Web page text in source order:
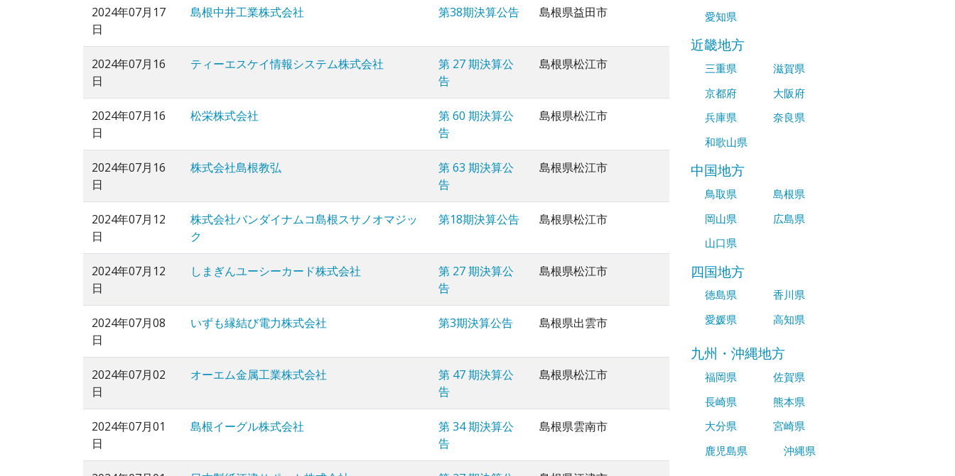
2024年07月17
日
島根中井工業株式会社 第38期決算公告 島根県益田市
2024年07月16
日
ティーエスケイ情報システム株式会社
第 27 期決算公
告
島根県松江市
2024年07月16
日
松栄株式会社
第 60 期決算公
告
島根県松江市
2024年07月16
日
株式会社島根教弘
第 63 期決算公
告
島根県松江市
2024年07月12
日
株式会社バンダイナムコ島根スサノオマジッ
ク
第18期決算公告 島根県松江市
2024年07月12
日
しまぎんユーシーカード株式会社
第 27 期決算公
告
島根県松江市
2024年07月08
日
いずも縁結び電力株式会社 第3期決算公告 島根県出雲市
2024年07月02
日
オーエム金属工業株式会社
第 47 期決算公
告
島根県松江市
2024年07月01
日
島根イーグル株式会社
第 34 期決算公
告
島根県雲南市
愛知県
近畿地方
三重県
滋賀県
京都府
大阪府
兵庫県
奈良県
和歌山県
中国地方
鳥取県
島根県
岡山県
広島県
山口県
四国地方
徳島県
香川県
愛媛県
高知県
九州・沖縄地方
福岡県
佐賀県
長崎県
熊本県
大分県
宮崎県
鹿児島県
沖縄県